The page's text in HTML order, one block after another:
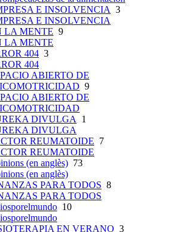
E INSOLVENCIA 3
E INSOLVENCIA
LA MENTE 9
LA MENTE
404 3
404
ABIERTO DE
9
ABIERTO DE
DIVULGA 1
DIVULGA
REUMATOIDE 7
REUMATOIDE
(en anglès) 73
(en anglès)
PARA TODOS 8
PARA TODOS
10
EN VERANO 3